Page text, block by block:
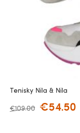
Tenisky Nila & Nila
€109.00 €54.50